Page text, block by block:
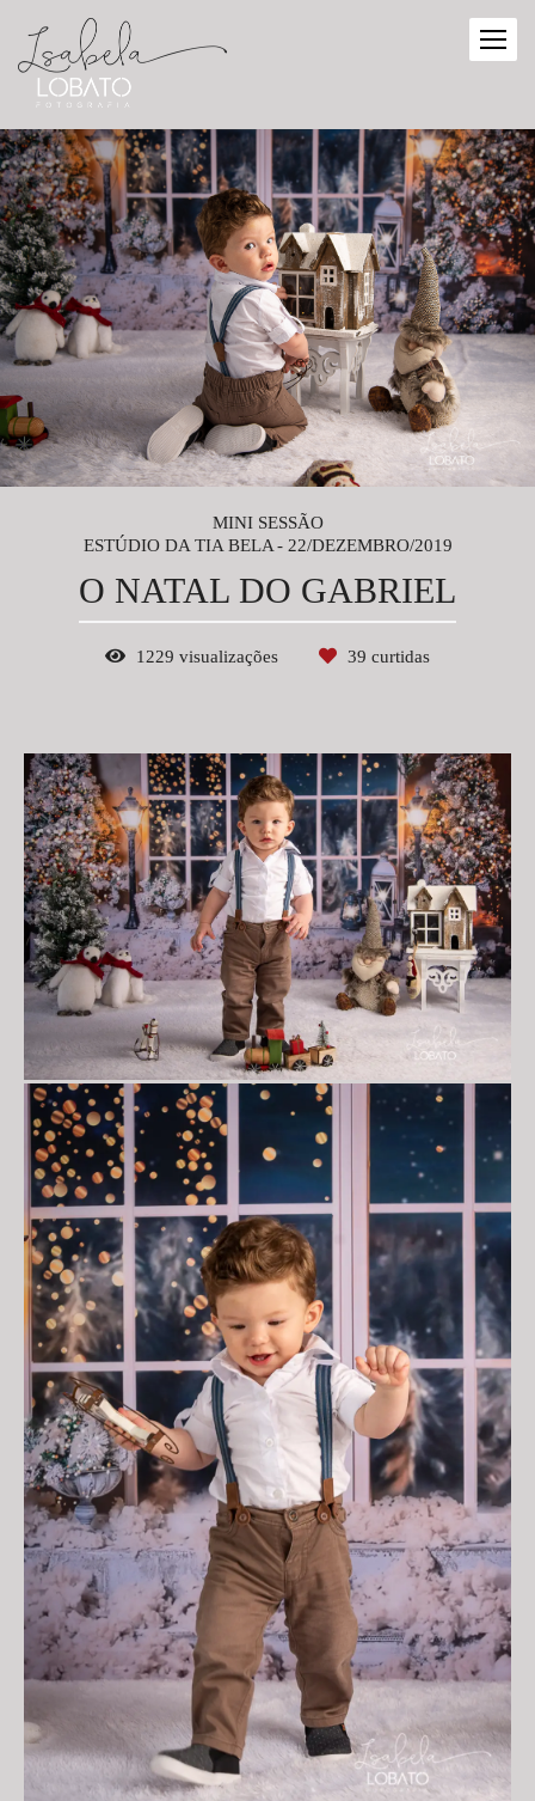
MINI SESSÃO
ESTÚDIO DA TIA BELA
22/DEZEMBRO/2019
O NATAL DO GABRIEL
1229 visualizações 39 curtidas